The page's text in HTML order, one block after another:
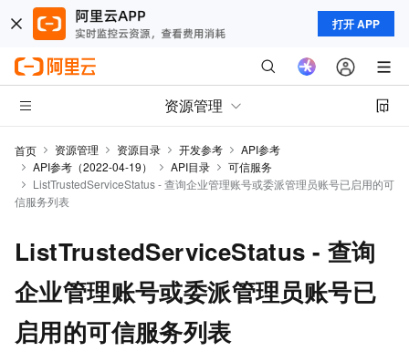
打开 APP
资源管理
首页 资源管理 资源目录 开发参考
API参考
API参考（2022-04-19）
API目录
可信服务
ListTrustedServiceStatus - 查询企业管理账号或委派管理员账号已启用的可
信服务列表
ListTrustedServiceStatus - 查询
企业管理账号或委派管理员账号已
启用的可信服务列表